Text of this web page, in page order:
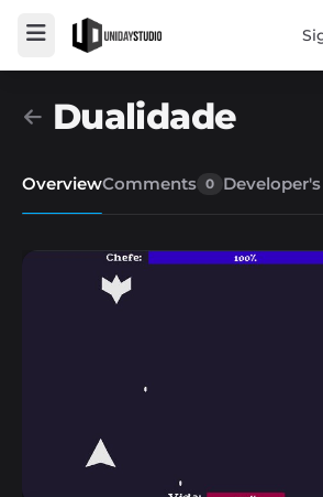
Dualidade
OverviewComments 0